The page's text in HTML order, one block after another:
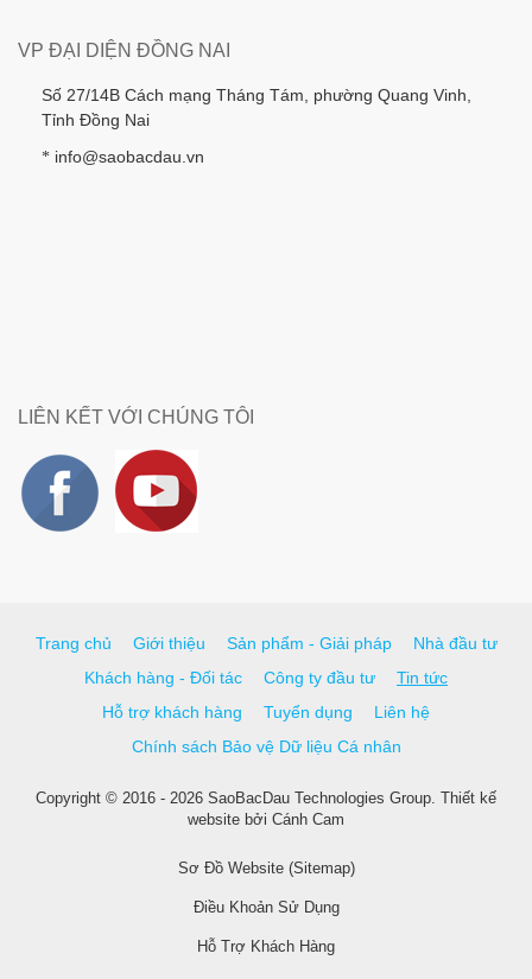
VP ĐẠI DIỆN ĐỒNG NAI
Số 27/14B Cách mạng Tháng Tám, phường Quang Vinh,
Tỉnh Đồng Nai
* info@saobacdau.vn
LIÊN KẾT VỚI CHÚNG TÔI
Trang chủ Giới thiệu Sản phẩm - Giải pháp
Nhà đầu tư
Khách hàng - Đối tác
Công ty đầu tư
Tin tức
Hỗ trợ khách hàng
Tuyển dụng
Liên hệ
Chính sách Bảo vệ Dữ liệu Cá nhân
Copyright © 2016 - 2026 SaoBacDau Technologies Group. Thiết kế
website bởi Cánh Cam
Sơ Đồ Website (Sitemap)
Điều Khoản Sử Dụng
Hỗ Trợ Khách Hàng